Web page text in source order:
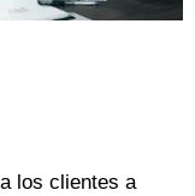
los clientes a